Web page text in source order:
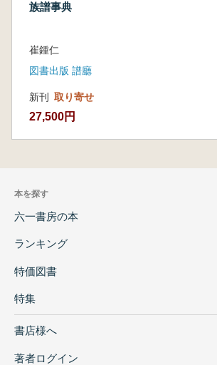
族譜事典
崔鍾仁
図書出版 譜廳
新刊 取り寄せ
27,500円
本を探す
六一書房の本
ランキング
特価図書
特集
書店様へ
著者ログイン